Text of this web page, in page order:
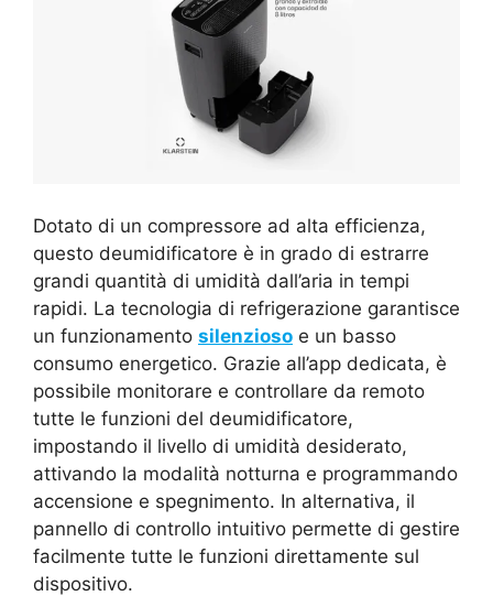
Dotato di un compressore ad alta efficienza,
questo deumidificatore è in grado di estrarre
grandi quantità di umidità dall’aria in tempi
rapidi. La tecnologia di refrigerazione garantisce
un funzionamento silenzioso e un basso
consumo energetico. Grazie all’app dedicata, è
possibile monitorare e controllare da remoto
tutte le funzioni del deumidificatore,
impostando il livello di umidità desiderato,
attivando la modalità notturna e programmando
accensione e spegnimento. In alternativa, il
pannello di controllo intuitivo permette di gestire
facilmente tutte le funzioni direttamente sul
dispositivo.